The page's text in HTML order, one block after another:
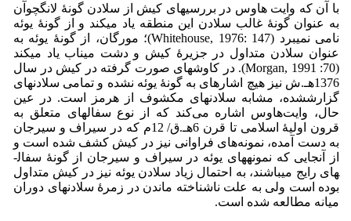
با آن که وایت­ هاوس در بررسی­های کیش از سلادن گونۀ لانگ­چوآن
به عنوان گونۀ غالب سلادن این منطقه یاد می­کند و از گونۀ یوئه
نامی نمی­برد (Whitehouse, 1976: 147)؛ مورگان، از گونۀ یوئه به
عنوان سلادن متداول در جزیرۀ کیش و دشت میناب یاد می­کند
(Morgan, 1991 :70). در کاوش­های صورت گرفته در کیش در سال
1376­هـ.ش نیز هیچ اشاره­ای به گونۀ یوئه نشده و تمامی سلادن­های
گزارش­شده، مشابه سلادن­های مکشوف از هرمز است. در عین
حال، وایت‌هاوس اشاره می‌کند که از نوع سفال­های متعلق به
قرون اولیۀ اسلامی تا قرن 6هـ.ق/ 12م که در سیراف و سیرجان
به دست آمده، نمونه‌های فراوانی نیز در کیش کشف شده است و
از آنجایی که نمونه­های یوئه در سیراف و سیرجان از گونۀ سفال­
های رایج می­باشند، به احتمال زیاد سلادن یوئه نیز در کیش متداول
بوده است ولی به علت ناشناخته ماندن در زمرۀ سلادن­های دوران
میانه مطالعه شده است.